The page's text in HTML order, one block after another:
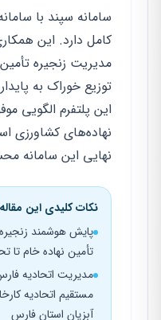
سامانه سپند با
کامل دارد. این
مدیریت زنجیره
توزیع خوراک به
این پلتفرم الگویی
نهاده‌های کشاورزی
نهایی این سامانه
نکات کلیدی این
پایش هوشمند
تأمین نهاده خام تا
مدیریت اتحادیه
مستقیم اتحادیه
آبزیان استان فارس